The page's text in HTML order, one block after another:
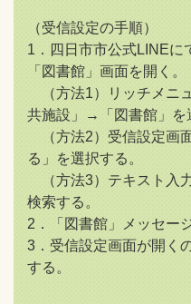
（受信設定の手順）
1．四日市市公式LINEに
「図書館」画面を開く。
（方法1）リッチメニ
共施設」→「図書館」を
（方法2）受信設定画
る」を選択する。
（方法3）テキスト入
検索する。
2．「図書館」メッセー
3．受信設定画面が開く
する。